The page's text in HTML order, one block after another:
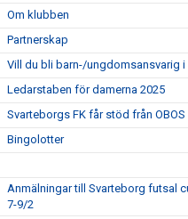
Om klubben
Partnerskap
Vill du bli barn-/ungdomsansvarig
Ledarstaben för damerna 2025
Svarteborgs FK får stöd från OBOS
Bingolotter
Anmälningar till Svarteborg futsal
7-9/2